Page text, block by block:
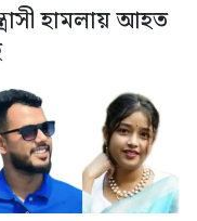
হামলায় আহত